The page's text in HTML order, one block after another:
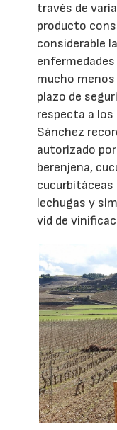
través de
producto
considerable
mucho
plazo de
respecta a
Sánchez
autorizado
berenjena,
lechugas y
vid de